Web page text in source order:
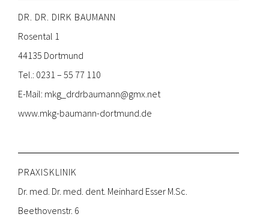
DR. DR. DIRK BAUMANN
Rosental 1
44135 Dortmund
Tel.: 0231 – 55 77 110
E-Mail: mkg_drdrbaumann@gmx.net
www.mkg-baumann-dortmund.de
PRAXISKLINIK
Dr. med. Dr. med. dent. Meinhard Esser M.Sc.
Beethovenstr. 6